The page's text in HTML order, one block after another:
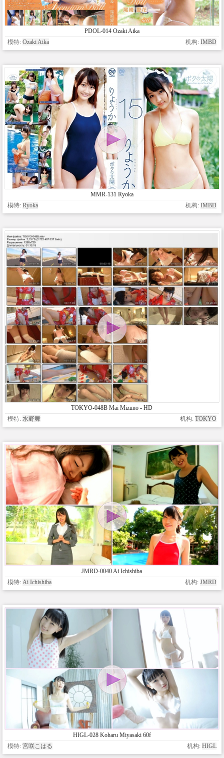
PDOL-014 Ozaki Aika
模特: Ozaki Aika 机构: IMBD
MMR-131 Ryoka
模特: Ryoka 机构: IMBD
TOKYO-048B Mai Mizuno - HD
模特: 水野舞 机构: TOKYO
JMRD-0040 Ai Ichishiba
模特: Ai Ichishiba 机构: JMRD
HIGL-028 Koharu Miyasaki 60f
模特: 宮咲こはる 机构: HIGL